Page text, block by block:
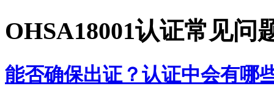
OHSA18001认证常见问
能否确保出证？认证中会有哪